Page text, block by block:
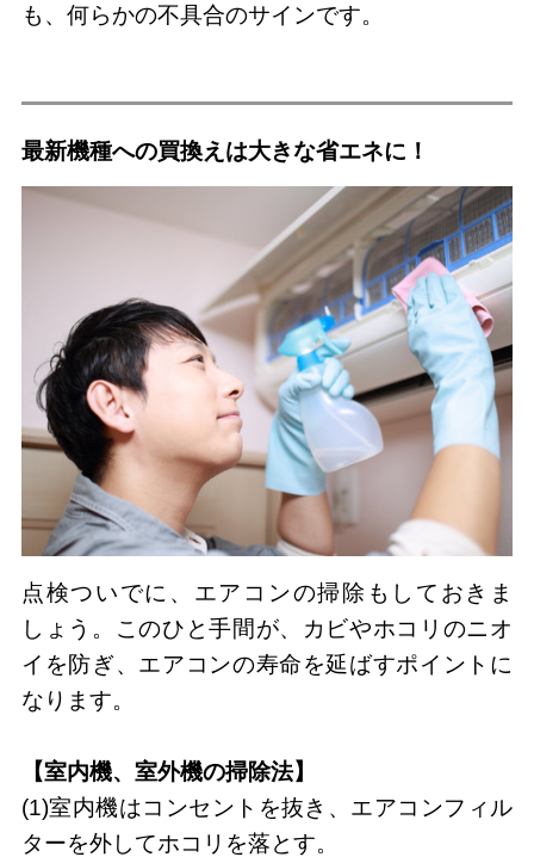
も、何らかの不具合のサインです。
最新機種への買換えは大きな省エネに！
点検ついでに、エアコンの掃除もしておきま
しょう。このひと手間が、カビやホコリのニオ
イを防ぎ、エアコンの寿命を延ばすポイントに
なります。
【室内機、室外機の掃除法】
(1)室内機はコンセントを抜き、エアコンフィル
ターを外してホコリを落とす。